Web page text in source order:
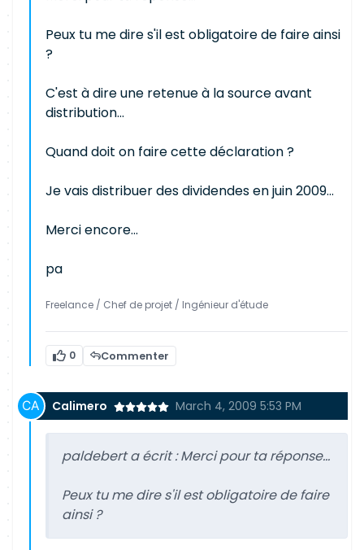
Peux tu me dire s'il est obligatoire de faire ainsi
?
C'est à dire une retenue à la source avant
distribution...
Quand doit on faire cette déclaration ?
Je vais distribuer des dividendes en juin 2009...
Merci encore...
pa
Freelance / Chef de projet / Ingénieur d'étude
0 Commenter
Calimero March 4, 2009 5:53 PM
paldebert a écrit :Merci pour ta réponse...
Peux tu me dire s'il est obligatoire de faire
ainsi ?